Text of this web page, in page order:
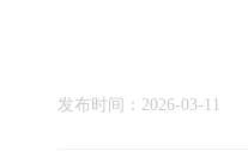
发布时间：2026-03-11